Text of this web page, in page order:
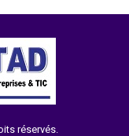
réservés.